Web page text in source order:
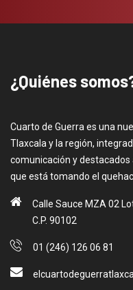
¿Quiénes
Cuarto de Guerra es una
Tlaxcala y la región,
comunicación y
que está tomando el
Calle Sauce MZA 02
C.P. 90102
01 (246) 126 06 81